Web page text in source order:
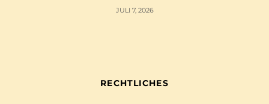
JULI 7, 2026
RECHTLICHES